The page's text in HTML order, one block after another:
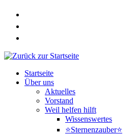
Zum
springen
Startseite
Über uns
Aktuelles
Vorstand
Weil helfen hilft
Wissenswertes
⭐Sternenzauber⭐